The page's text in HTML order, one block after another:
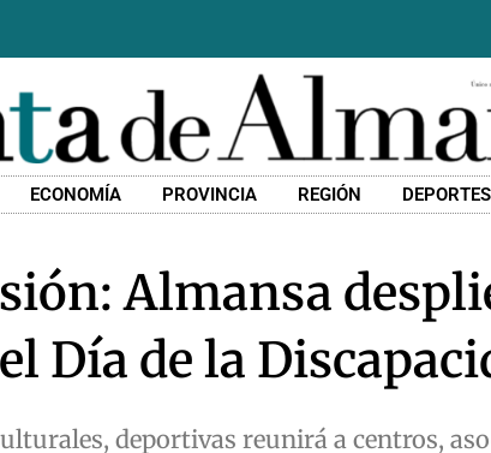
ECONOMÍA PROVINCIA REGIÓN DEPORTES
Almansa
Día de la
deportivas reunirá a centros,